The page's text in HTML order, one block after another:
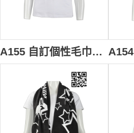
A155 自訂個性毛巾款式 製作LOGO毛巾款式 超細纖維 田徑隊毛巾 跑步 設計毛巾款式 毛巾製衣廠 #30*70cm